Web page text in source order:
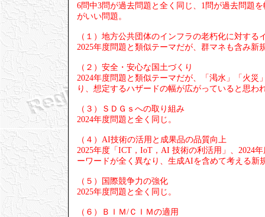
6問中3問が過去問題と全く同じ、1問が過去問題
がいい問題。
（１）地方公共団体のインフラの老朽化に対する
2025年度問題と類似テーマだが、群マネも含み新
（２）安全・安心な国土づくり
2024年度問題と類似テーマだが、「渇水」「火
り、想定するハザードの幅が広がっていると思わ
（３）ＳＤＧｓへの取り組み
2024年度問題と全く同じ。
（４）AI技術の活用と成果品の品質向上
2025年度「ICT，IoT，AI 技術の利活用」、2024
ーワードが全く異なり、生成AIを含めて考える新
（５）国際競争力の強化
2025年度問題と全く同じ。
（６）ＢＩＭ/ＣＩＭの適用